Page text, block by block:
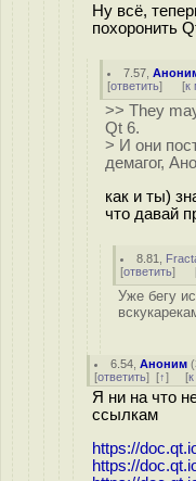
Ну всё,
похоронить
7.57 ,
[ответить] [к
>> They
Qt 6.
> И они
демагог,
как и ты)
что давай
8.81
[ответить]
Уже бегу
6.54 ,Аноним (
[ответить] [↑] [
Я ни на что
ссылкам
https://
https://